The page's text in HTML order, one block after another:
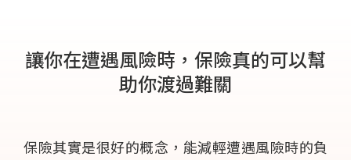
讓你在遭遇風險時，保險真的可以幫
助你渡過難關
保險其實是很好的概念，能減輕遭遇風險時的負